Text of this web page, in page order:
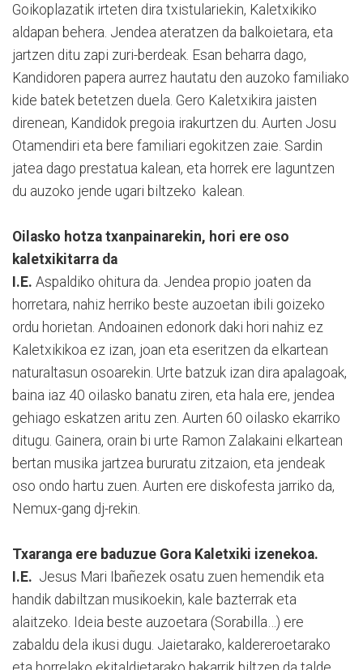
Goikoplazatik irteten dira txistulariekin, Kaletxikiko
aldapan behera. Jendea ateratzen da balkoietara, eta
jartzen ditu zapi zuri-berdeak. Esan beharra dago,
Kandidoren papera aurrez hautatu den auzoko familiako
kide batek betetzen duela. Gero Kaletxikira jaisten
direnean, Kandidok pregoia irakurtzen du. Aurten Josu
Otamendiri eta bere familiari egokitzen zaie. Sardin
jatea dago prestatua kalean, eta horrek ere laguntzen
du auzoko jende ugari biltzeko kalean.
Oilasko hotza txanpainarekin, hori ere oso
kaletxikitarra da
I.E. Aspaldiko ohitura da. Jendea propio joaten da
horretara, nahiz herriko beste auzoetan ibili goizeko
ordu horietan. Andoainen edonork daki hori nahiz ez
Kaletxikikoa ez izan, joan eta eseritzen da elkartean
naturaltasun osoarekin. Urte batzuk izan dira apalagoak,
baina iaz 40 oilasko banatu ziren, eta hala ere, jendea
gehiago eskatzen aritu zen. Aurten 60 oilasko ekarriko
ditugu. Gainera, orain bi urte Ramon Zalakaini elkartean
bertan musika jartzea bururatu zitzaion, eta jendeak
oso ondo hartu zuen. Aurten ere diskofesta jarriko da,
Nemux-gang dj-rekin.
Txaranga ere baduzue Gora Kaletxiki izenekoa.
I.E. Jesus Mari Ibañezek osatu zuen hemendik eta
handik dabiltzan musikoekin, kale bazterrak eta
alaitzeko. Ideia beste auzoetara (Sorabilla…) ere
zabaldu dela ikusi dugu. Jaietarako, kaldereroetarako